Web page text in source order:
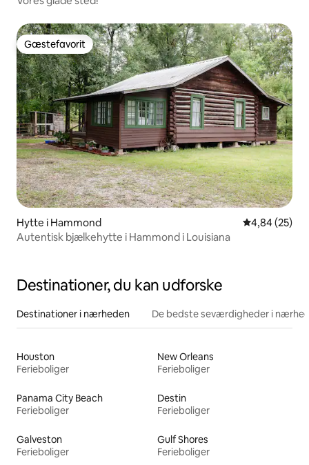
Gæstefavorit
Gæstefavorit
Hytte i Hammond 4,84 ud af 5 i
4,84 (25)
Autentisk bjælkehytte i Hammond i Louisiana
Destinationer, du kan udforske
Destinationer i nærheden De bedste seværdigheder i
Houston
Ferieboliger
New Orleans
Ferieboliger
Panama City Beach
Ferieboliger
Destin
Ferieboliger
Galveston
Ferieboliger
Gulf Shores
Ferieboliger